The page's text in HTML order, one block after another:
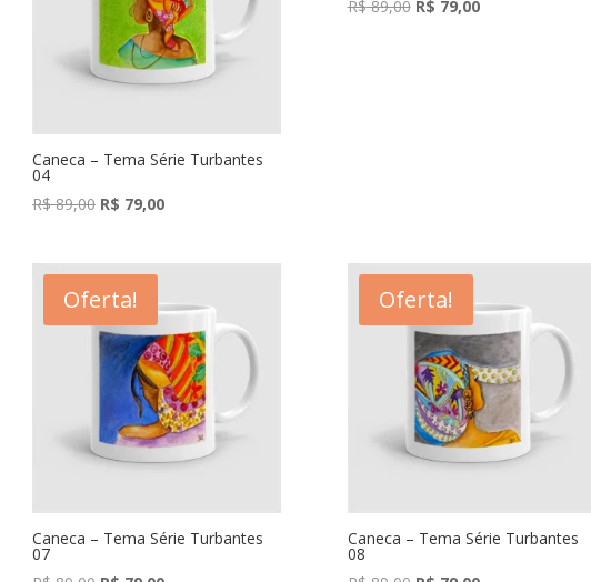
Caneca – Tema Série Turbantes
04
R$89,00 O
era:
R$ 89,00.
R$ 79,00O
R$ 79,00.
R$89,00 O
R$ 79,00O
Oferta!
Caneca – Tema Série Turbantes
07
Oferta!
Caneca – Tema Série Turbantes
08